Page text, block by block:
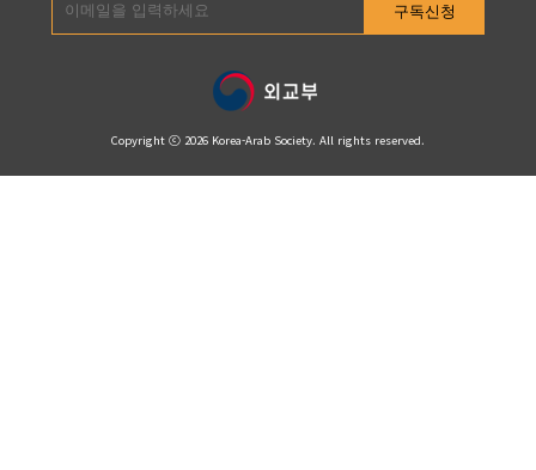
구독신청
Copyright ⓒ 2026 Korea-Arab Society. All rights reserved.